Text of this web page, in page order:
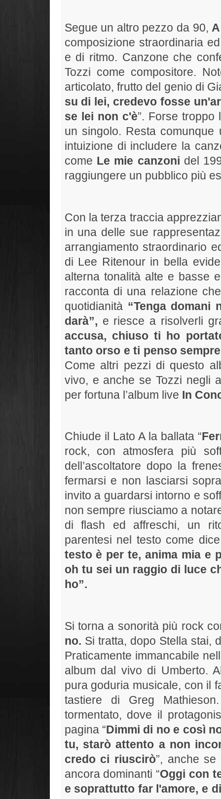
Segue un altro pezzo da 90,
composizione straordinaria
e di ritmo. Canzone che
Tozzi come compositore.
articolato, frutto del genio di
su di lei, credevo fosse
se lei non c'è”. Forse
un singolo. Resta
intuizione di includere la
come Le mie canzoni del
raggiungere un pubblico più
Con la terza traccia
in una delle sue
arrangiamento straordinario
di Lee Ritenour in bella
alterna tonalità alte e basse
racconta di una relazione
quotidianità “Tenga
darà”, e riesce a risolverli
accusa, chiuso ti ho
tanto orso e ti penso
Come altri pezzi di questo
vivo, e anche se Tozzi negli
per fortuna l’album live In
Chiude il Lato A la ballata “
rock, con atmosfera più
dell’ascoltatore dopo la
fermarsi e non lasciarsi
invito a guardarsi intorno e
non sempre riusciamo a
di flash ed affreschi, un
parentesi nel testo come
testo è per te, anima mia e
oh tu sei un raggio di luce
ho”.
Si torna a sonorità più rock
no. Si tratta, dopo Stella stai,
Praticamente immancabile
album dal vivo di Umberto.
pura goduria musicale, con il
tastiere di Greg
tormentato, dove il
pagina “Dimmi di no e così
tu, starò attento a non
credo ci riuscirò”, anche se
ancora dominanti “Oggi con
e soprattutto far l'amore, e